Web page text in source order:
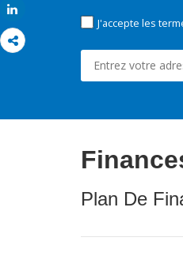
J'accepte les
Plan De